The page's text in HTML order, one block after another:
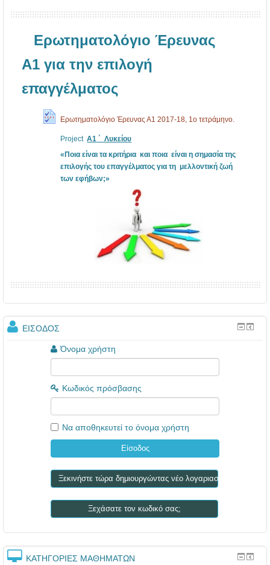
Ερωτηματολόγιο Έρευνας
Α1 για την επιλογή
επαγγέλματος
Ερωτηματολόγιο Έρευνας Α1 2017-18, 1ο τετράμηνο.
Project A1 ΄ Λυκείου
«Ποια είναι τα κριτήρια και ποια είναι η σημασία της
επιλογής του επαγγέλματος για τη μελλοντική ζωή
των εφήβων;»
ΕΊΣΟΔΟΣ
Όνομα χρήστη
Κωδικός πρόσβασης
Να αποθηκευτεί το όνομα χρήστη
Ξεκινήστε τώρα δημιουργώντας νέο λογαριασμό!
Ξεχάσατε τον κωδικό σας;
ΚΑΤΗΓΟΡΊΕΣ ΜΑΘΗΜΆΤΩΝ